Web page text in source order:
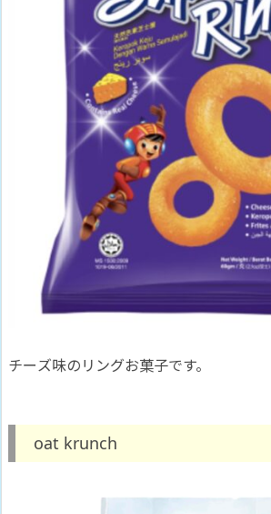
チーズ味のリングお菓子です。
oat krunch